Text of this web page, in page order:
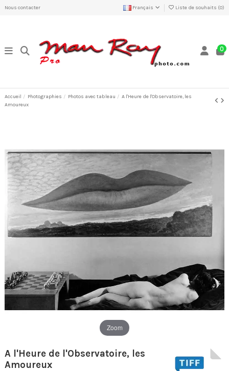
Nous contacter Français Liste de souhaits (0)
0
Accueil Photographies Photos avec tableau
A l'Heure de l'Observatoire, les
Amoureux
Zoom
A l'Heure de l'Observatoire, les
Amoureux